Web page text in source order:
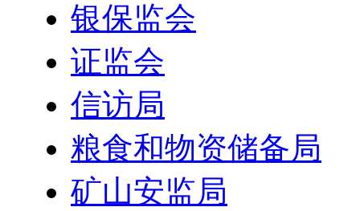
银保监会
证监会
信访局
粮食和物资储备局
矿山安监局